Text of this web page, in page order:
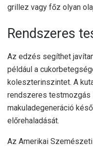
grillez vagy főz olyan
Rendszeres
Az edzés segíthet
például a
koleszterinszintet. A
rendszeres testmozgás
makuladegeneráció
előrehaladását.
Az Amerikai